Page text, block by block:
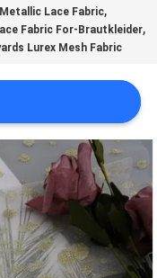
Lace Fabric,
Fabric For-Brautkleider,
Lurex Mesh Fabric